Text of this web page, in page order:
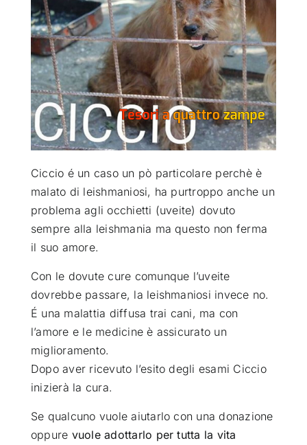
ATTUALITÀ
VIDEO
CHI SIAMO
RUBRICHE
SEMPRE CON ME
Ciccio é un caso un pò particolare perchè è
malato di leishmaniosi, ha purtroppo anche un
problema agli occhietti (uveite) dovuto
sempre alla leishmania ma questo non ferma
il suo amore.
Con le dovute cure comunque l’uveite
dovrebbe passare, la leishmaniosi invece no.
É una malattia diffusa trai cani, ma con
l’amore e le medicine è assicurato un
miglioramento.
Dopo aver ricevuto l’esito degli esami Ciccio
inizierà la cura.
Se qualcuno vuole aiutarlo con una donazione
oppure vuole adottarlo per tutta la vita